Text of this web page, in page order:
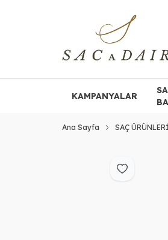
KAMPANYALAR
Ana Sayfa SAÇ ÜRÜNLERİ
Favoriye Ekle